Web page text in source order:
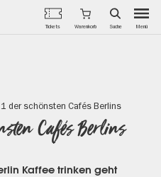
Menü
Tickets Warenkorb Suche
der schönsten Cafés Berlins
Cafés Berlins
Kaffee trinken geht